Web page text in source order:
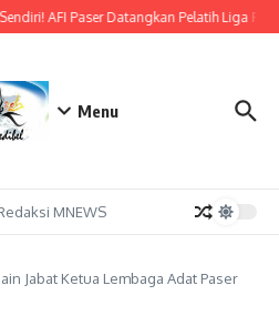
AFI Paser Datangkan Pelatih Liga
Menu
MNEWS
Jabat Ketua Lembaga Adat Paser